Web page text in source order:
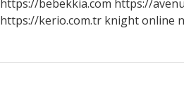
https://bebekkia.com https://
https://kerio.com.tr knight online